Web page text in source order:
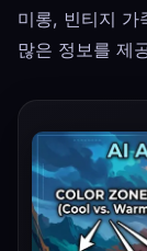
미롱, 빈티지 가
많은 정보를 제